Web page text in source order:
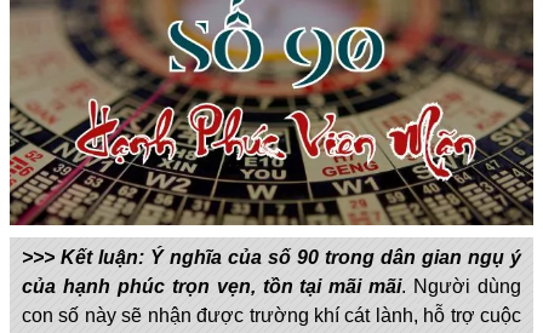
>>> Kết luận: Ý nghĩa của số 90 trong dân gian ngụ ý
của hạnh phúc trọn vẹn, tồn tại mãi mãi. Người dùng
con số này sẽ nhận được trường khí cát lành, hỗ trợ cuộc